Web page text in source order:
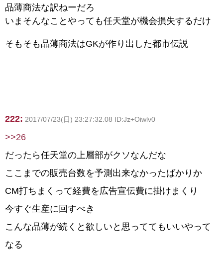
品薄商法な訳ねーだろ
いまそんなことやっても任天堂が機会損失するだけ
そもそも品薄商法はGKが作り出した都市伝説
222: 2017/07/23(日) 23:27:32.08 ID:Jz+Oiwlv0
>>26
だったら任天堂の上層部がクソなんだな
ここまでの販売台数を予測出来なかったばかりか
CM打ちまくって経費を広告宣伝費に掛けまくり
今すぐ生産に回すべき
こんな品薄が続くと欲しいと思っててもいいやって
なる